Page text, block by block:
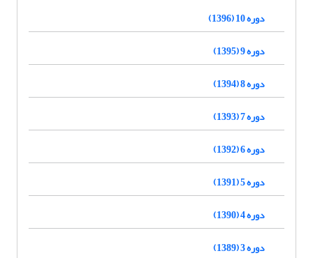
دوره 10 (1396)
دوره 9 (1395)
دوره 8 (1394)
دوره 7 (1393)
دوره 6 (1392)
دوره 5 (1391)
دوره 4 (1390)
دوره 3 (1389)